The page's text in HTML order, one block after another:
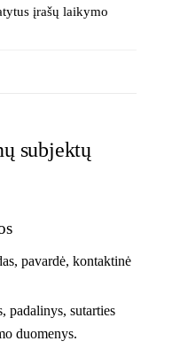
įrašų laikymo
subjektų
pavardė, kontaktinė
padalinys, sutarties
duomenys.